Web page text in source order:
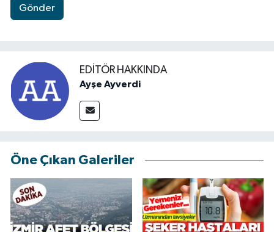
Gönder
EDITÖR HAKKINDA
Ayşe Ayverdi
Öne Çıkan Galeriler